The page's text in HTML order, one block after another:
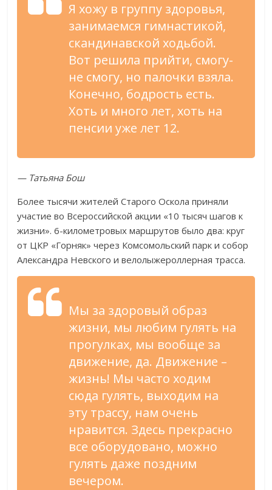
Я хожу в группу здоровья,
занимаемся гимнастикой,
скандинавской ходьбой.
Вот решила прийти, смогу-
не смогу, но палочки взяла.
Конечно, бодрость есть.
Хоть и много лет, хоть на
пенсии уже лет 12.
— Татьяна Бош
Более тысячи жителей Старого Оскола приняли
участие во Всероссийской акции «10 тысяч шагов к
жизни». 6-километровых маршрутов было два: круг
от ЦКР «Горняк» через Комсомольский парк и собор
Александра Невского и велолыжероллерная трасса.
Мы за здоровый образ
жизни, мы любим гулять на
прогулках, мы вообще за
движение, да. Движение –
жизнь! Мы часто ходим
сюда гулять, выходим на
эту трассу, нам очень
нравится. Здесь прекрасно
все оборудовано, можно
гулять даже поздним
вечером.